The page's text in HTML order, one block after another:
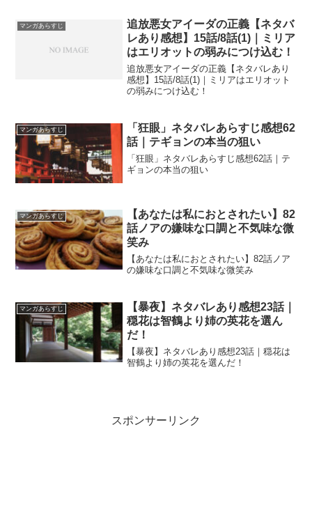
マンガあらすじ
追放悪女アイーダの正義【ネタバ
レあり感想】15話/8話(1)｜ミリア
はエリオットの弱みにつけ込む！
追放悪女アイーダの正義【ネタバレあり
感想】15話/8話(1)｜ミリアはエリオット
の弱みにつけ込む！
マンガあらすじ
「狂眼」ネタバレあらすじ感想62
話｜テギョンの本当の狙い
「狂眼」ネタバレあらすじ感想62話｜テ
ギョンの本当の狙い
マンガあらすじ
【あなたは私におとされたい】82
話ノアの嫌味な口調と不気味な微
笑み
【あなたは私におとされたい】82話ノア
の嫌味な口調と不気味な微笑み
マンガあらすじ
【暴夜】ネタバレあり感想23話｜
穏花は智鶴より姉の英花を選ん
だ！
【暴夜】ネタバレあり感想23話｜穏花は
智鶴より姉の英花を選んだ！
スポンサーリンク